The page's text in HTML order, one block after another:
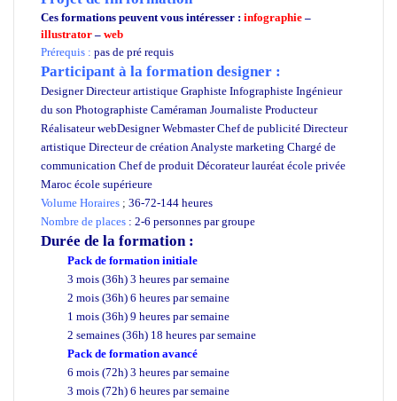
Ces formations peuvent vous intéresser : infographie –
illustrator – web
Prérequis : pas de pré requis
Participant à la formation designer :
Designer Directeur artistique Graphiste Infographiste Ingénieur
du son Photographiste Caméraman Journaliste Producteur
Réalisateur webDesigner Webmaster Chef de publicité Directeur
artistique Directeur de création Analyste marketing Chargé de
communication Chef de produit Décorateur lauréat école privée
Maroc école supérieure
Volume Horaires ; 36-72-144 heures
Nombre de places : 2-6 personnes par groupe
Durée de la formation:
Pack de formation initiale
3 mois (36h) 3 heures par semaine
2 mois (36h) 6 heures par semaine
1 mois (36h) 9 heures par semaine
2 semaines (36h) 18 heures par semaine
Pack de formation avancé
6 mois (72h) 3 heures par semaine
3 mois (72h) 6 heures par semaine